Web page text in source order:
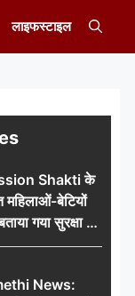
लाइफस्टाइल
Shakti के
महिलाओं-बेटियों
गया सुरक्षा के
News: